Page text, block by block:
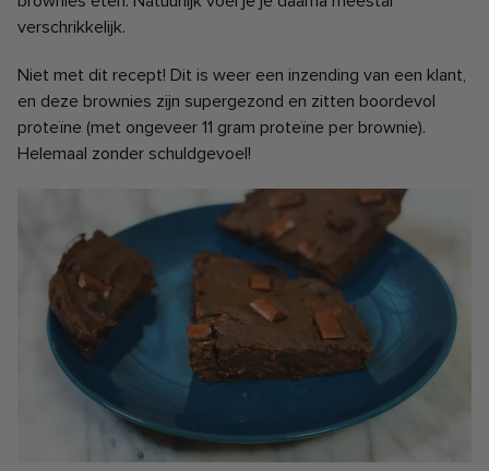
verschrikkelijk.
Niet met dit recept! Dit is weer een inzending van een klant,
en deze brownies zijn supergezond en zitten boordevol
proteïne (met ongeveer 11 gram proteïne per brownie).
Helemaal zonder schuldgevoel!